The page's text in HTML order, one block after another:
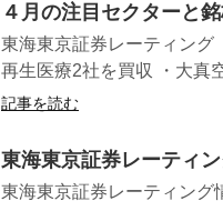
４月の注目セクターと
東海東京証券レーティング
再生医療2社を買収 ・大真
記事を読む
東海東京証券レーティ
東海東京証券レーティン